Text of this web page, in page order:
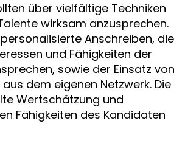
über vielfältige Techniken
wirksam anzusprechen.
Anschreiben, die
und Fähigkeiten der
sowie der Einsatz von
dem eigenen Netzwerk. Die
Wertschätzung und
Fähigkeiten des Kandidaten